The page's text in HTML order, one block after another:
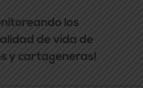
los
de vida de
y cartageneras!